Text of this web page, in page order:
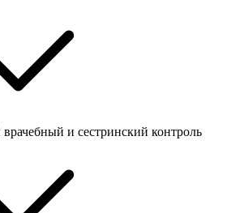
и сестринский контроль